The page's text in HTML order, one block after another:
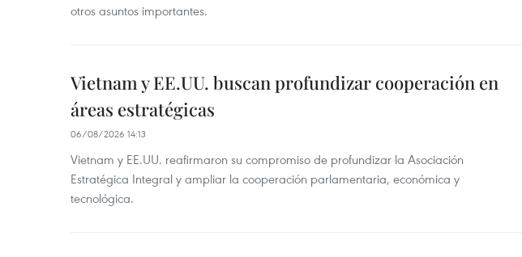
otros asuntos importantes.
Vietnam y EE.UU. buscan profundizar cooperación en
áreas estratégicas
06/08/2026 14:13
Vietnam y EE.UU. reafirmaron su compromiso de profundizar la Asociación
Estratégica Integral y ampliar la cooperación parlamentaria, económica y
tecnológica.